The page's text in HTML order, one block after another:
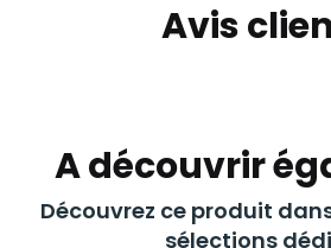
Avis
A découvrir
Découvrez ce produit
sélections